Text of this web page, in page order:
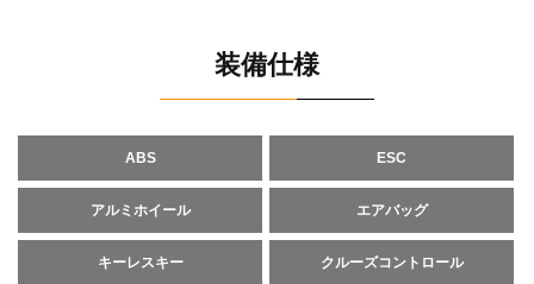
装備仕様
ABS ESC
アルミホイール エアバッグ
キーレスキー クルーズコントロール